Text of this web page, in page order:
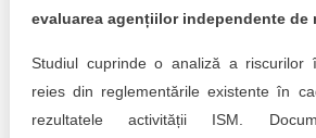
Achizițiile publice în vizorul societății
evaluarea agențiilor independente de
Studiul cuprinde o analiză a riscurilor
reies din reglementările existente în
rezultatele activității ISM.